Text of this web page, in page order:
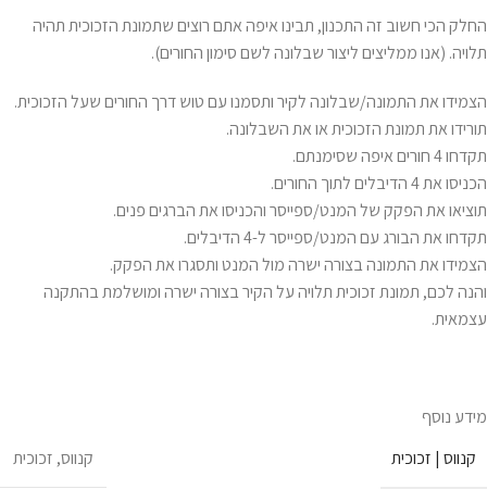
החלק הכי חשוב זה התכנון, תבינו איפה אתם רוצים שתמונת הזכוכית תהיה
תלויה. (אנו ממליצים ליצור שבלונה לשם סימון החורים).
הצמידו את התמונה/שבלונה לקיר ותסמנו עם טוש דרך החורים שעל הזכוכית.
תורידו את תמונת הזכוכית או את השבלונה.
תקדחו 4 חורים איפה שסימנתם.
הכניסו את 4 הדיבלים לתוך החורים.
תוציאו את הפקק של המנט/ספייסר והכניסו את הברגים פנים.
תקדחו את הבורג עם המנט/ספייסר ל-4 הדיבלים.
הצמידו את התמונה בצורה ישרה מול המנט ותסגרו את הפקק.
והנה לכם, תמונת זכוכית תלויה על הקיר בצורה ישרה ומושלמת בהתקנה
עצמאית.
מידע נוסף
קנווס | זכוכית
קנווס, זכוכית